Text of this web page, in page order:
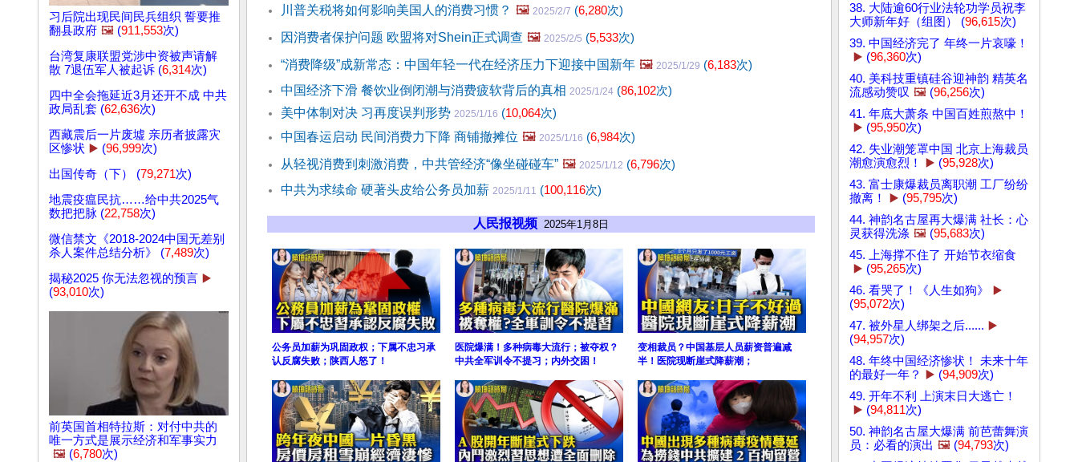
习后院出现民间民兵组织 誓要推
翻县政府 🖼️ (911,553次)
台湾复康联盟党涉中资被声请解
散 7退伍军人被起诉 (6,314次)
四中全会拖延近3月还开不成 中共
政局乱套 (62,636次)
西藏震后一片废墟 亲历者披露灾
区惨状 ▶️ (96,999次)
出国传奇（下） (79,271次)
地震疫瘟民抗……给中共2025气
数把把脉 (22,758次)
微信禁文《2018-2024中国无差别
杀人案件总结分析》 (7,489次)
揭秘2025 你无法忽视的预言 ▶️
(93,010次)
前英国首相特拉斯：对付中共的
唯一方式是展示经济和军事实力
🖼️ (6,780次)
川普关税将如何影响美国人的消费习惯？ 🖼️ 2025/2/7 (6,280次)
因消费者保护问题 欧盟将对Shein正式调查 🖼️ 2025/2/5 (5,533次)
“消费降级”成新常态：中国年轻一代在经济压力下迎接中国新年 🖼️ 2025/1/29 (6,183次)
中国经济下滑 餐饮业倒闭潮与消费疲软背后的真相 2025/1/24 (86,102次)
美中体制对决 习再度误判形势 2025/1/16 (10,064次)
中国春运启动 民间消费力下降 商铺撤摊位 🖼️ 2025/1/16 (6,984次)
从轻视消费到刺激消费，中共管经济“像坐碰碰车” 🖼️ 2025/1/12 (6,796次)
中共为求续命 硬著头皮给公务员加薪 2025/1/11 (100,116次)
人民报视频 2025年1月8日
公务员加薪为巩固政权；下属不忠习承
认反腐失败；陕西人怒了！
医院爆满！多种病毒大流行；被夺权？
中共全军训令不提习；内外交困！
变相裁员？中国基层人员薪资普遍减
半！医院现断崖式降薪潮；
38. 大陆逾60行业法轮功学员祝李
大师新年好（组图） (96,615次)
39. 中国经济完了 年终一片哀嚎！
▶️ (96,360次)
40. 美科技重镇硅谷迎神韵 精英名
流感动赞叹 🖼️ (96,256次)
41. 年底大萧条 中国百姓煎熬中！
▶️ (95,950次)
42. 失业潮笼罩中国 北京上海裁员
潮愈演愈烈！
▶️ (95,928次)
43. 富士康爆裁员离职潮 工厂纷纷
撤离！
▶️ (95,795次)
44. 神韵名古屋再大爆满 社长：心
灵获得洗涤 🖼️ (95,683次)
45. 上海撑不住了 开始节衣缩食
▶️ (95,265次)
46. 看哭了！《人生如狗》
▶️
(95,072次)
47. 被外星人绑架之后...... ▶️
(94,957次)
48. 年终中国经济惨状！ 未来十年
的最好一年？
▶️ (94,909次)
49. 开年不利 上演末日大逃亡！
▶️ (94,811次)
50. 神韵名古屋大爆满 前芭蕾舞演
员：必看的演出 🖼️ (94,793次)